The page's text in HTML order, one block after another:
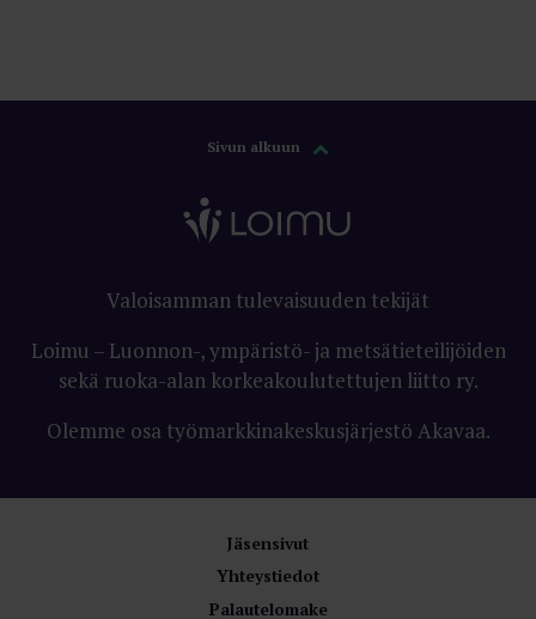
Sivun alkuun
Valoisamman tulevaisuuden tekijät
Loimu – Luonnon-, ympäristö- ja metsätieteilijöiden
sekä ruoka-alan korkeakoulutettujen liitto ry.
Olemme osa työmarkkinakeskusjärjestö Akavaa.
Jäsensivut
Yhteystiedot
Palautelomake